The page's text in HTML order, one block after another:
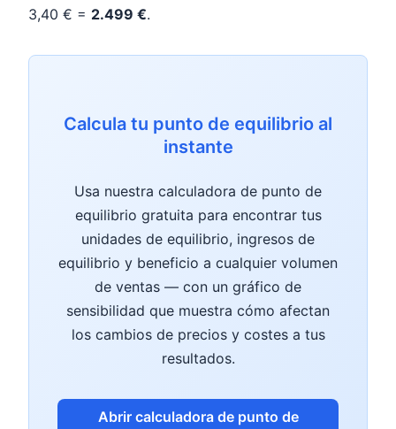
3,40 € = 2.499 €.
Calcula tu punto de equilibrio al
instante
Usa nuestra calculadora de punto de
equilibrio gratuita para encontrar tus
unidades de equilibrio, ingresos de
equilibrio y beneficio a cualquier volumen
de ventas — con un gráfico de
sensibilidad que muestra cómo afectan
los cambios de precios y costes a tus
resultados.
Abrir calculadora de punto de